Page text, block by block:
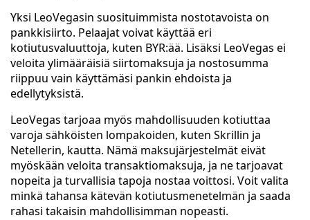
Yksi LeoVegasin suosituimmista nostotavoista on
pankkisiirto. Pelaajat voivat käyttää eri
kotiutusvaluuttoja, kuten BYR:ää. Lisäksi LeoVegas ei
veloita ylimääräisiä siirtomaksuja ja nostosumma
riippuu vain käyttämäsi pankin ehdoista ja
edellytyksistä.
LeoVegas tarjoaa myös mahdollisuuden kotiuttaa
varoja sähköisten lompakoiden, kuten Skrillin ja
Netellerin, kautta. Nämä maksujärjestelmät eivät
myöskään veloita transaktiomaksuja, ja ne tarjoavat
nopeita ja turvallisia tapoja nostaa voittosi. Voit valita
minkä tahansa kätevän kotiutusmenetelmän ja saada
rahasi takaisin mahdollisimman nopeasti.